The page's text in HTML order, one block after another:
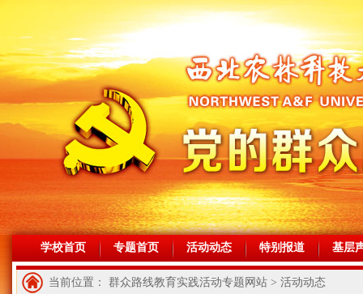
学校首页 专题首页 活动动态 特别报道 基层
当前位置： 群众路线教育实践活动专题网站 > 活动动态